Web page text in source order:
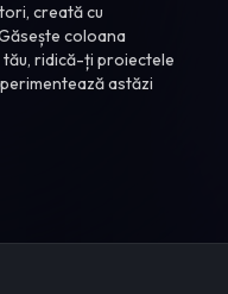
creată cu
coloana
ridică-ți proiectele
astăzi